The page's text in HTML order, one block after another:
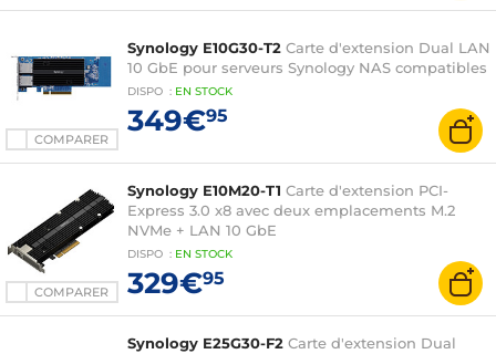
COMPARER
Synology E10G30-T2 Carte d'extension Dual LAN
10 GbE pour serveurs Synology NAS compatibles
DISPO : EN STOCK
349€95
COMPARER
Synology E10M20-T1 Carte d'extension PCI-
Express 3.0 x8 avec deux emplacements M.2
NVMe + LAN 10 GbE
DISPO : EN STOCK
329€95
Synology E25G30-F2 Carte d'extension Dual